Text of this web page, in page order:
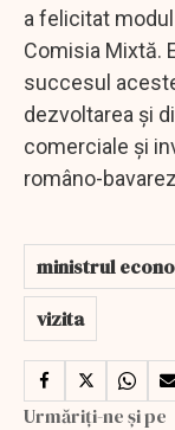
a felicitat
Comisia Mixtă.
succesul
dezvoltarea şi
comerciale şi
româno-
ministrul
vizita
Urmăriți-ne și pe